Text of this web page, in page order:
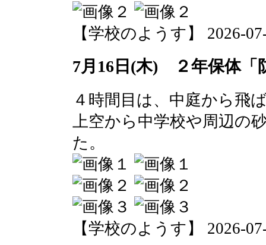
【学校のようす】 2026-
7月16日(木) ２年保体
４時間目は、中庭から飛
上空から中学校や周辺の
た。
【学校のようす】 2026-